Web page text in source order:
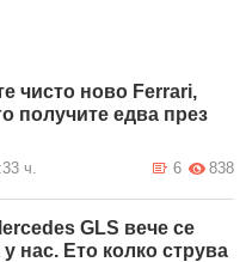
II-
в
чисто ново Ferrari,
получите едва през
ч. 838
6
GLS вече се
у нас. Ето колко струва